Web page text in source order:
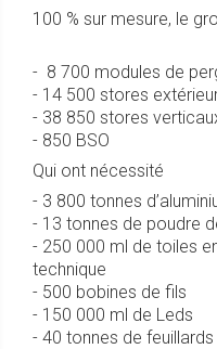
100 % sur mesure, le
- 8 700 modules de
- 14 500 stores
- 38 850 stores
- 850 BSO
Qui ont nécessité
- 3 800 tonnes
- 13 tonnes de poudre
- 250 000 ml de toiles
technique
- 500 bobines de fils
- 150 000 ml de Leds
- 40 tonnes de feuillards